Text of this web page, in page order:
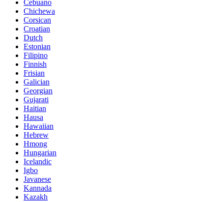
Cebuano
Chichewa
Corsican
Croatian
Dutch
Estonian
Filipino
Finnish
Frisian
Galician
Georgian
Gujarati
Haitian
Hausa
Hawaiian
Hebrew
Hmong
Hungarian
Icelandic
Igbo
Javanese
Kannada
Kazakh